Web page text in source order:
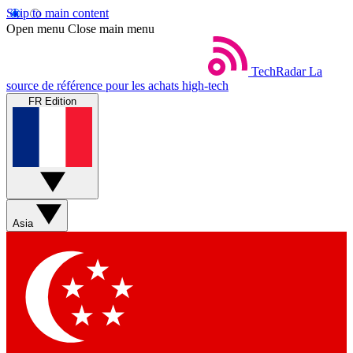
Skip to main content
Open menu Close main menu
TechRadar La
source de référence pour les achats high-tech
FR Edition
Asia